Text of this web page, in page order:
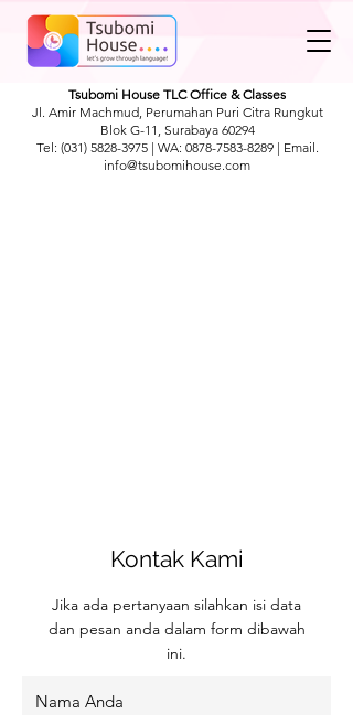
Tsubomi House TLC Office & Classes
Jl. Amir Machmud, Perumahan Puri Citra Rungkut
Blok G-11, Surabaya 60294
Tel: (031) 5828-3975| WA: 0878-7583-8289| Email.
info@tsubomihouse.com
Kontak Kami
Jika ada pertanyaan silahkan isi data
dan pesan anda dalam form dibawah
ini.